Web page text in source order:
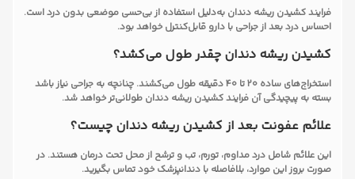
فرایند کشیدن ریشه دندان به‌دلیل استفاده از بی‌حسی موضعی بدون درد است.
احساس درد بعد از جراحی با دارو قابل‌کنترل خواهد بود.
کشیدن ریشه دندان چقدر طول می‌کشد؟
استخراج‌های ساده 20 تا 40 دقیقه طول می‌کشند. چنانچه به جراحی نیاز باشد
بسته به پیچیدگی آن فرایند کشیدن ریشه دندان طولانی‌تر خواهد شد.
علائم عفونت بعد از کشیدن ریشه دندان چیست؟
این علائم شامل درد مداوم، تورم، تب و ترشح از محل تحت درمان هستند. در
صورت بروز این موارد، بلافاصله با دندانپزشک خود تماس بگیرید.